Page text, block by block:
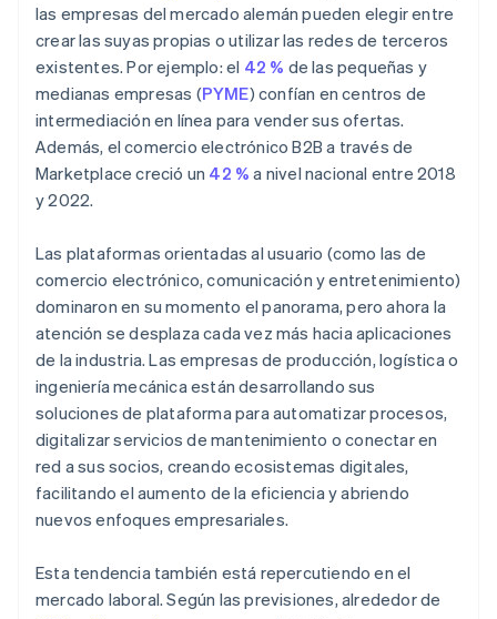
las empresas del mercado alemán pueden elegir entre
crear las suyas propias o utilizar las redes de terceros
existentes. Por ejemplo: el 42 % de las pequeñas y
medianas empresas (PYME) confían en centros de
intermediación en línea para vender sus ofertas.
Además, el comercio electrónico B2B a través de
Marketplace creció un 42 % a nivel nacional entre 2018
y 2022.
Las plataformas orientadas al usuario (como las de
comercio electrónico, comunicación y entretenimiento)
dominaron en su momento el panorama, pero ahora la
atención se desplaza cada vez más hacia aplicaciones
de la industria. Las empresas de producción, logística o
ingeniería mecánica están desarrollando sus
soluciones de plataforma para automatizar procesos,
digitalizar servicios de mantenimiento o conectar en
red a sus socios, creando ecosistemas digitales,
facilitando el aumento de la eficiencia y abriendo
nuevos enfoques empresariales.
Esta tendencia también está repercutiendo en el
mercado laboral. Según las previsiones, alrededor de